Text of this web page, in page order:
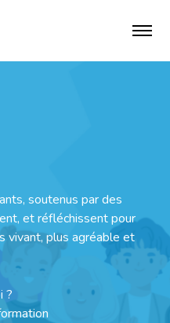
soutenus par des
et réfléchissent pour
vivant, plus agréable et
?